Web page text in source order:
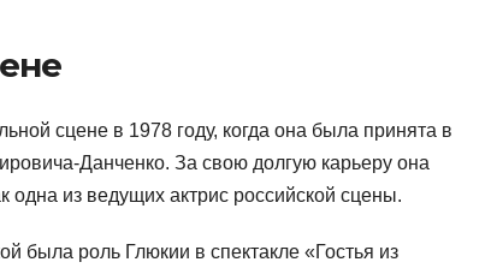
сцене в 1978 году, когда она была принята в
Данченко. За свою долгую карьеру она
одна из ведущих актрис российской сцены.
была роль Глюкии в спектакле «Гостья из